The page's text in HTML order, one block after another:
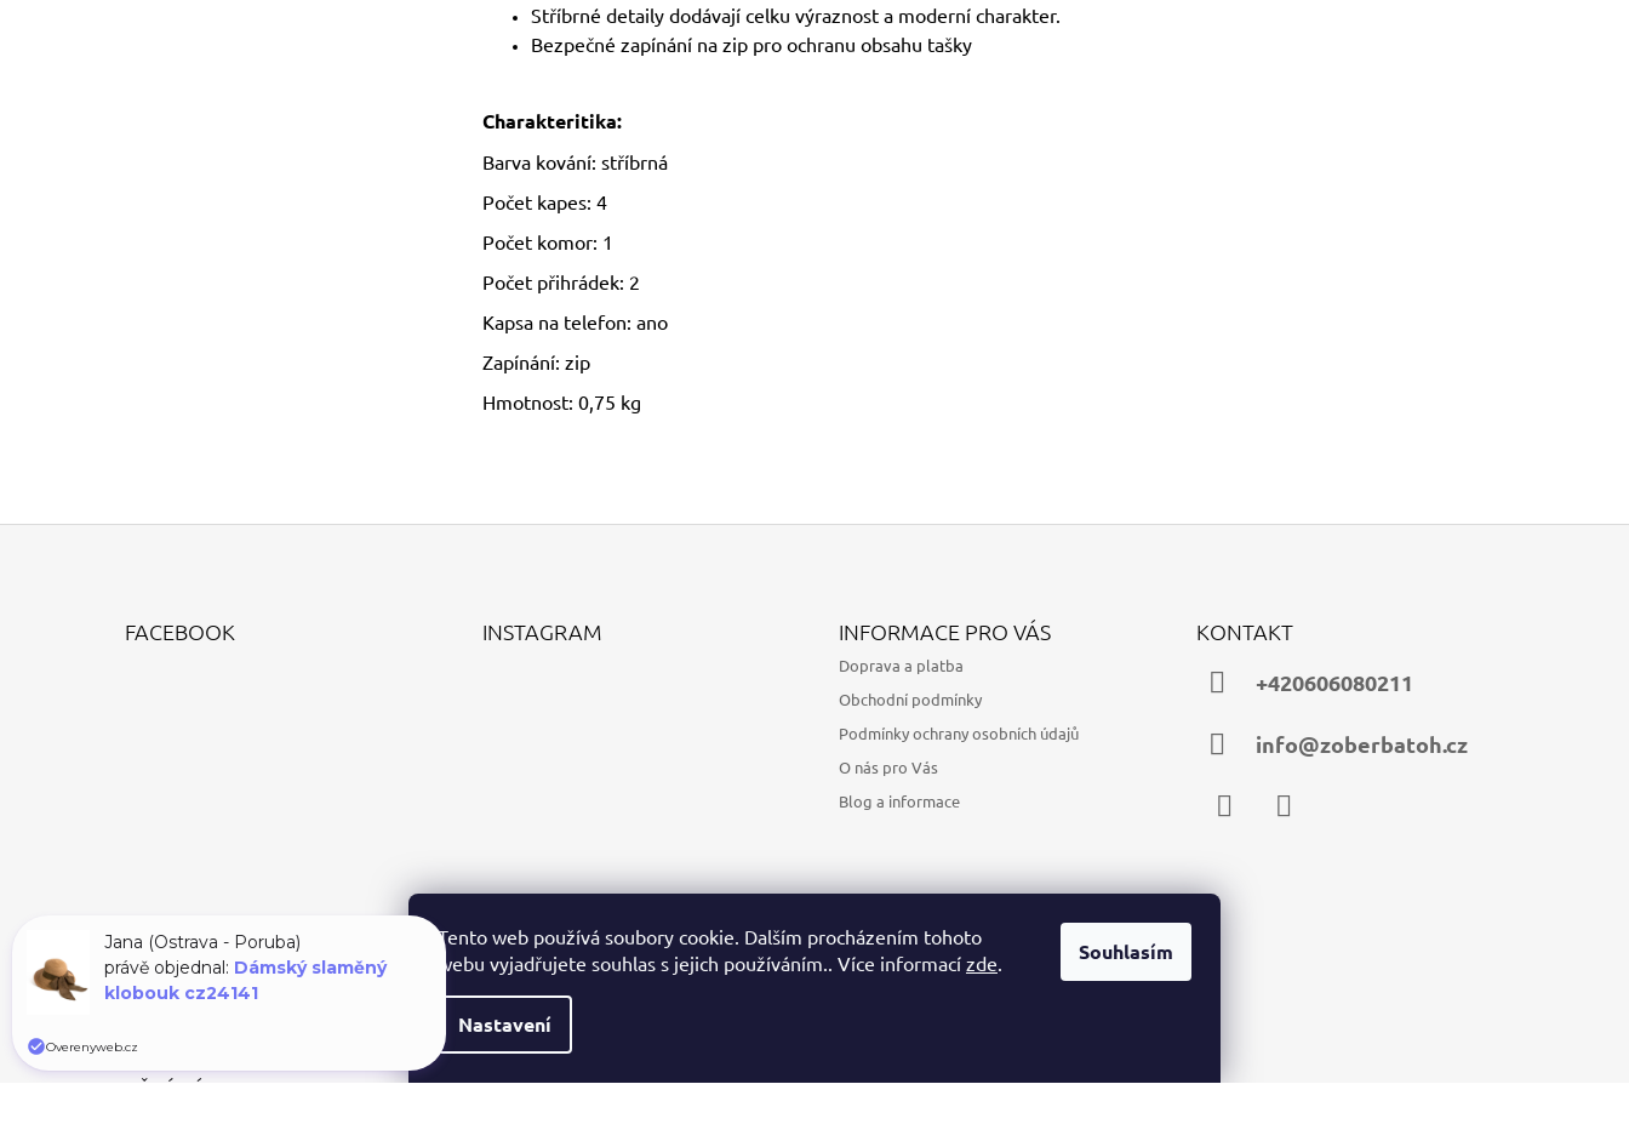
Tento web používá soubory cookie. Dalším procházením tohoto
webu vyjadřujete souhlas s jejich používáním.. Více informací zde.
Nastavení
Souhlasím
Stříbrné detaily dodávají celku výraznost a moderní charakter.
Bezpečné zapínání na zip pro ochranu obsahu tašky
Charakteritika:
Barva kování: stříbrná
Počet kapes: 4
Počet komor: 1
Počet přihrádek: 2
Kapsa na telefon: ano
Zapínání: zip
Hmotnost: 0,75 kg
FACEBOOK INSTAGRAM
Sledovat na Instagramu
INFORMACE PRO VÁS
Doprava a platba
Obchodní podmínky
Podmínky ochrany osobních údajů
O nás pro Vás
Blog a informace
KONTAKT
+420606080211
info@zoberbatoh.cz
PŘIJÍMÁME ONLINE PLATBY
Jana (Ostrava - Poruba)
právě objednal: Dámský slaměný
klobouk cz24141
Overenyweb.cz